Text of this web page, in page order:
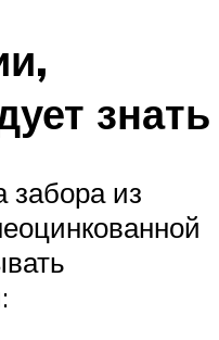
знать
забора из